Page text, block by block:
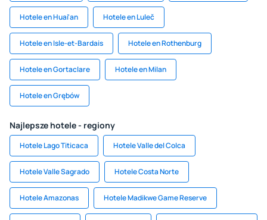
Hotele en Huai'an Hotele en Luleč
Hotele en Isle-et-Bardais Hotele en Rothenburg
Hotele en Gortaclare Hotele en Milan
Hotele en Grębów
Najlepsze hotele - regiony
Hotele Lago Titicaca Hotele Valle del Colca
Hotele Valle Sagrado Hotele Costa Norte
Hotele Amazonas Hotele Madikwe Game Reserve